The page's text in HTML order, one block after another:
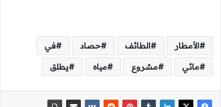
الأمطار الطائف حصاد في
مائي مشروع مياه يطلق